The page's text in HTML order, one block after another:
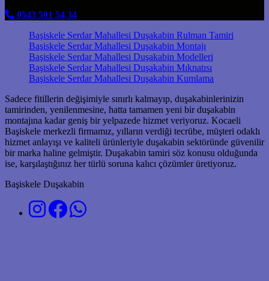
0543 501 54 34
Başiskele Serdar Mahallesi Duşakabin Rulman Tamiri
Başiskele Serdar Mahallesi Duşakabin Montajı
Başiskele Serdar Mahallesi Duşakabin Modelleri
Başiskele Serdar Mahallesi Duşakabin Mıknatısı
Başiskele Serdar Mahallesi Duşakabin Kumlama
Sadece fitillerin değişimiyle sınırlı kalmayıp, duşakabinlerinizin
tamirinden, yenilenmesine, hatta tamamen yeni bir duşakabin
montajına kadar geniş bir yelpazede hizmet veriyoruz. Kocaeli
Başiskele merkezli firmamız, yılların verdiği tecrübe, müşteri odaklı
hizmet anlayışı ve kaliteli ürünleriyle duşakabin sektöründe güvenilir
bir marka haline gelmiştir. Duşakabin tamiri söz konusu olduğunda
ise, karşılaştığınız her türlü soruna kalıcı çözümler üretiyoruz.
Başiskele Duşakabin